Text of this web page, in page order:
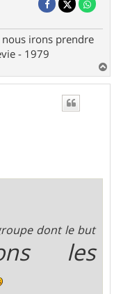
irons prendre
- 1979
a
u
dont le but
les